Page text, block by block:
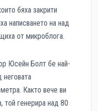
бяха закрити
написването на над
от микроблога.
Юсейн Болт бе най-
неговата
Както вече ви
генерира над 80